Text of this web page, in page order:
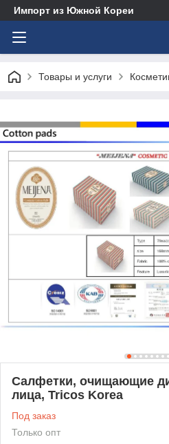
Импорт из Южной Кореи
Товары и услуги
Салфетки, очищающие
лица, Tricos Korea
Под заказ
Только опт